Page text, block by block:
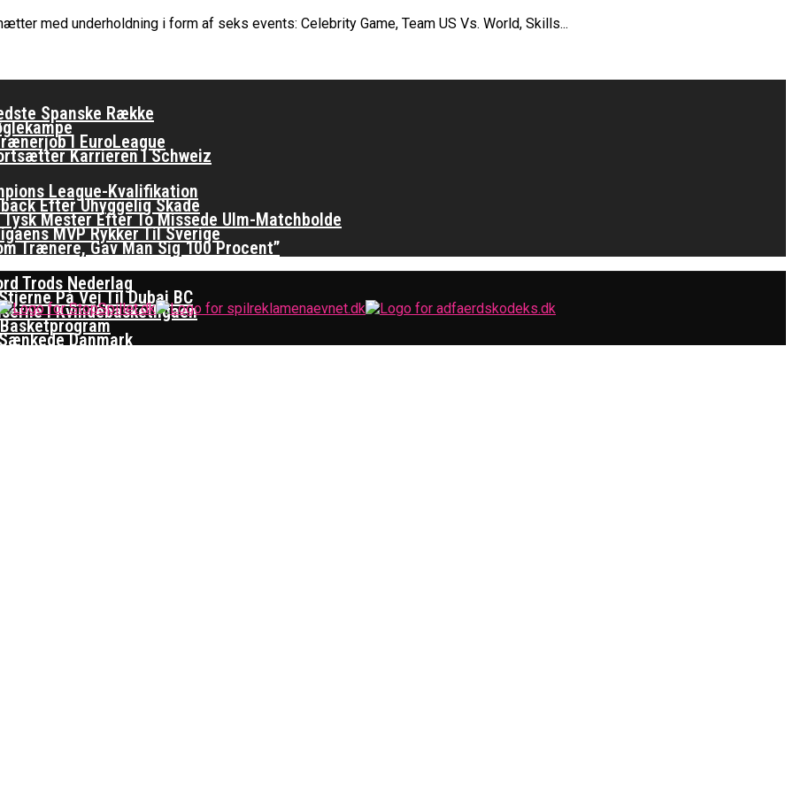
Basketligaen
Spanske Række
League-Kvalifikation
På Porten
Efter Uhyggelig Skade
Trods Nederlag
I EuroLeague
I EuroLeague
Mester Efter To Missede Ulm-Matchbolde
På Vej Til Dubai BC
Karrieren I Schweiz
MVP Rykker Til Sverige
I Kvindebasketligaen
Trænere, Gav Man Sig 100 Procent”
I Basketball Champions League
Danmark
“Vi Trives Godt Som Underdogs”
For Mig At Repræsentere Danmark”
Møder FC Barcelona I Minicopa Endesa´s Semifinale
Fortsætter Karrieren I Schweiz
Til Bundesligaen
Til NBA Summer League
Sensation Mod Mægtige Real Madrid I Spansk U18-Kvartfinale
Alle Vinderne
med underholdning i form af seks events: Celebrity Game, Team US Vs. World, Skills...